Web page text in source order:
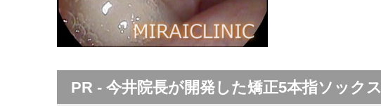
PR - 今井院長が開発した矯正5本指ソックス